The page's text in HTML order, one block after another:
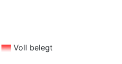
Voll belegt